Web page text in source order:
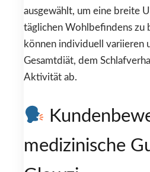
ausgewählt, um eine breite
täglichen Wohlbefindens zu
können individuell variieren
Gesamtdiät, dem
Aktivität ab.
medizinische